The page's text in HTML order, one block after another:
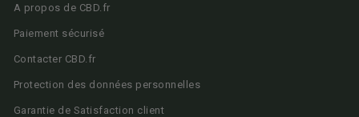
A propos de CBD.fr
Paiement sécurisé
Contacter CBD.fr
Protection des données personnelles
Garantie de Satisfaction client